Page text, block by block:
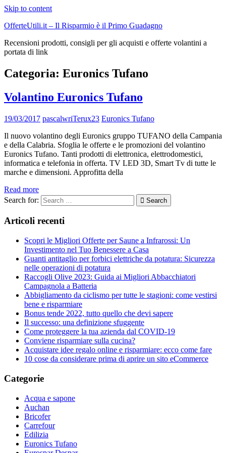
Skip to content
OfferteUtili.it – Il Risparmio è il Primo Guadagno
Recensioni prodotti, consigli per gli acquisti e offerte volantini a
portata di link
Categoria: Euronics Tufano
Volantino Euronics Tufano
19/03/2017 pascalwriTerux23 Euronics Tufano
Il nuovo volantino degli Euronics gruppo TUFANO della Campania
e della Calabria. Sfoglia le offerte e le promozioni del volantino
Euronics Tufano. Tanti prodotti di elettronica, elettrodomestici,
informatica e telefonia in offerta. TV LED 3D, Smart Tv di tutte le
marche e dimensioni. Approfitta della
Read more
Search for:
Search
Articoli recenti
Scopri le Migliori Offerte per Saune a Infrarossi: Un
Investimento nel Tuo Benessere a Casa
Guanti antitaglio per forbici elettriche da potatura: Sicurezza
nelle operazioni di potatura
Raccogli Olive 2023: Guida ai Migliori Abbacchiatori
Campagnola a Batteria
Abbigliamento da ciclismo per tutte le stagioni: come vestirsi
bene e risparmiare
Bonus tende 2022, tutto quello che devi sapere
Il successo: una definizione sfuggente
Come proteggere la tua azienda dal COVID-19
Conviene risparmiare sulla cucina?
Acquistare idee regalo online e risparmiare: ecco come fare
10 cose da considerare prima di aprire un sito eCommerce
Categorie
Acqua e sapone
Auchan
Bricofer
Carrefour
Edilizia
Euronics Tufano